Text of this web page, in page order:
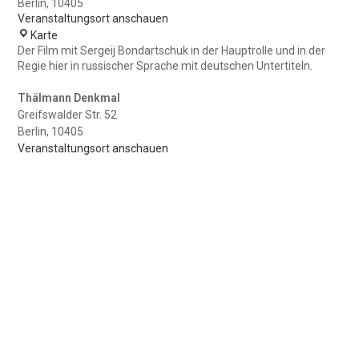
Berlin, 10405
Veranstaltungsort anschauen
Karte
Denkmal
Der Film mit Sergeij Bondartschuk in der Hauptrolle und in der
Regie hier in russischer Sprache mit deutschen Untertiteln.
Thälmann Denkmal
Greifswalder Str. 52
Berlin, 10405
Veranstaltungsort anschauen